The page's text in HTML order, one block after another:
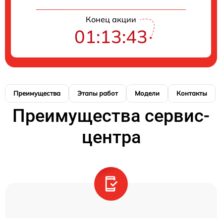
Конец акции
01:13:42
Преимущества Этапы работ Модели Контакты
Преимущества сервис-
центра